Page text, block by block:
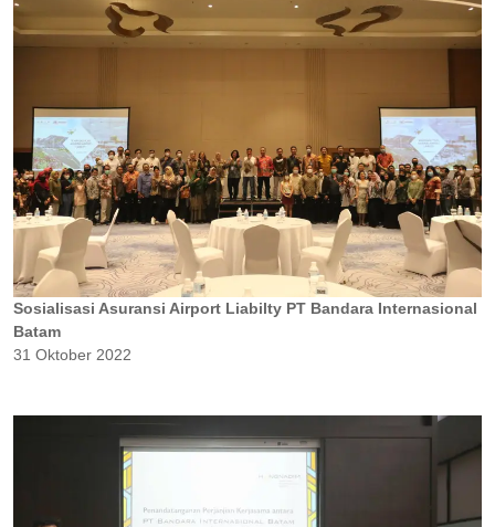
Sosialisasi Asuransi Airport Liabilty PT Bandara Internasional
Batam
31 Oktober 2022